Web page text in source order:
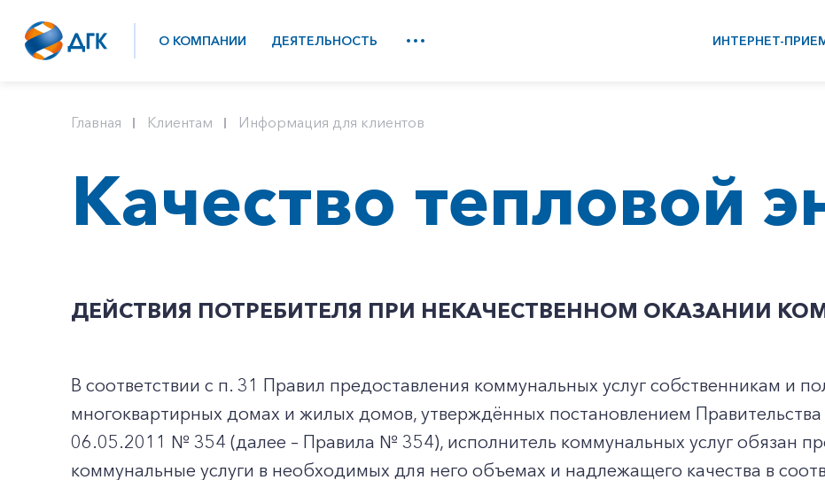
О КОМПАНИИ ДЕЯТЕЛЬНОСТЬ ИНТЕРНЕТ-
Главная Клиентам Информация для клиентов
Качество тепловой
ДЕЙСТВИЯ ПОТРЕБИТЕЛЯ ПРИ НЕКАЧЕСТВЕННОМ ОКАЗАНИИ
В соответствии с п. 31 Правил предоставления коммунальных услуг собственникам и
многоквартирных домах и жилых домов, утверждённых постановлением
06.05.2011 № 354 (далее – Правила № 354), исполнитель коммунальных услуг обязан
коммунальные услуги в необходимых для него объемах и надлежащего качества в